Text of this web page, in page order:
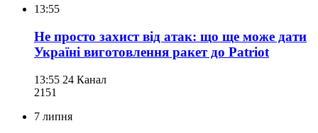
13:55
Не просто захист від атак: що ще може дати
Україні виготовлення ракет до Patriot
13:55 24 Канал
2151
7 липня